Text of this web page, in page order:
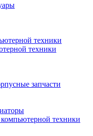
техники
техники
запчасти
техники